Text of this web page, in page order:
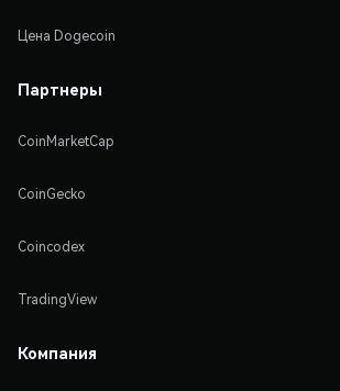
Цена Dogecoin
Партнеры
CoinMarketCap
CoinGecko
Coincodex
TradingView
Компания